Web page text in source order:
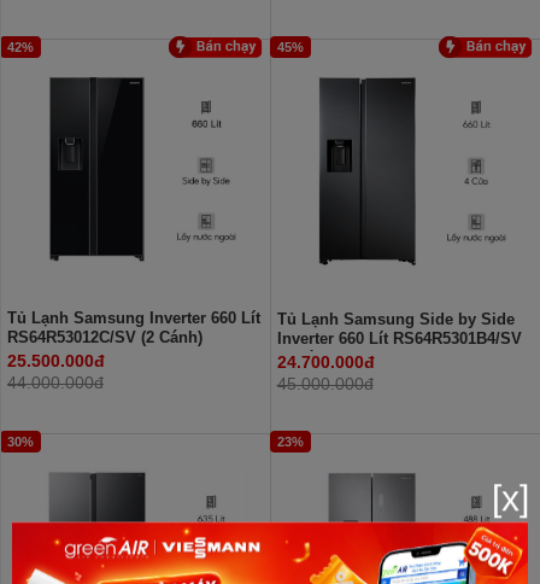
42%
Tủ Lạnh Samsung Inverter 660 Lít
RS64R53012C/SV (2 Cánh)
25.500.000đ
44.000.000đ
45%
Tủ Lạnh Samsung Side by Side
Inverter 660 Lít RS64R5301B4/SV
(2 Cánh)
24.700.000đ
45.000.000đ
30% 23%
[x]